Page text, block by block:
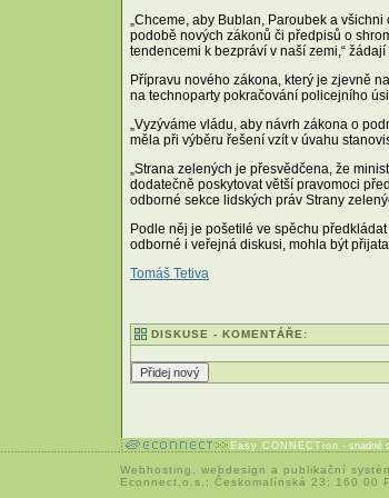
„Chceme, aby Bublan, Paroubek a
podobě nových zákonů či předpisů o
tendencemi k bezpráví v naší zemi,“ žádají
Přípravu nového zákona, který je zjevně
na technoparty pokračování policejního
„Vyzýváme vládu, aby návrh zákona o
měla při výběru řešení vzít v úvahu
„Strana zelených je přesvědčena, že
dodatečně poskytovat větší pravomoci
odborné sekce lidských práv Strany
Podle něj je pošetilé ve spěchu
odborné i veřejná diskusi, mohla být
Tomáš Tetiva
DISKUSE - KOMENTÁŘE:
Easy CONNECTion - snadné
Webhosting webdesign a publikační
Econnect,o.s.; Českomalínská 23; 160 00